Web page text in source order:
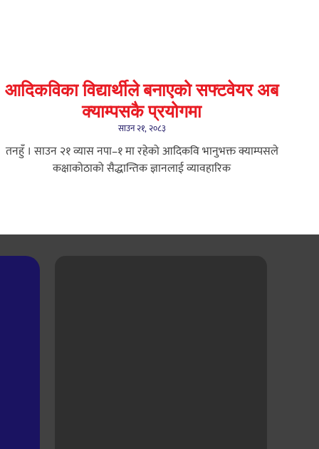
आदिकविका विद्यार्थीले बनाएको सफ्टवेयर अब
क्याम्पसकै प्रयोगमा
साउन २१, २०८३
तनहुँ । साउन २१ ​व्यास नपा–१ मा रहेको आदिकवि भानुभक्त क्याम्पसले
कक्षाकोठाको सैद्धान्तिक ज्ञानलाई व्यावहारिक